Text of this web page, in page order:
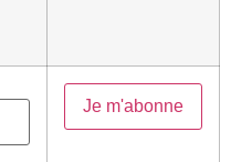
le dos avec un petit
globes qui
d’un horizon